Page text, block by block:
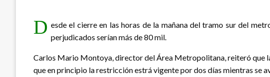
D esde el cierre en las horas de la mañana del tramo sur del
perjudicados serían más de 80 mil.
Carlos Mario Montoya, director del Área Metropolitana, reiteró que
que en principio la restricción estrá vigente por dos días mientras se